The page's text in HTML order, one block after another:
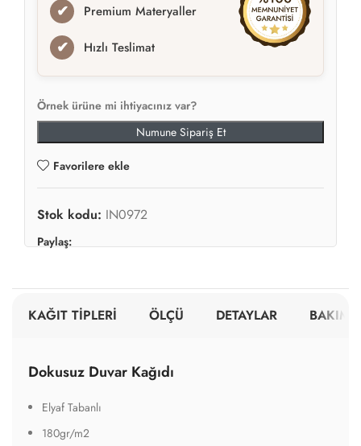
✔ Premium Materyaller
✔ Hızlı Teslimat
Örnek ürüne mi ihtiyacınız var?
Numune Sipariş Et
Favorilere ekle
Stok kodu: IN0972
Paylaş:
KAĞIT TİPLERİ ÖLÇÜ DETAYLAR BAKIM
Dokusuz Duvar Kağıdı
Elyaf Tabanlı
180gr/m2